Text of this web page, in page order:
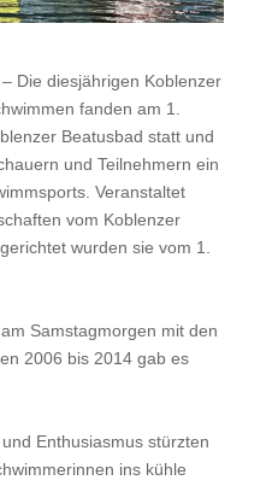
Die diesjährigen Koblenzer
fanden am 1.
Beatusbad statt und
und Teilnehmern ein
Veranstaltet
vom Koblenzer
wurden sie vom 1.
Samstagmorgen mit den
2006 bis 2014 gab es
Enthusiasmus stürzten
ins kühle